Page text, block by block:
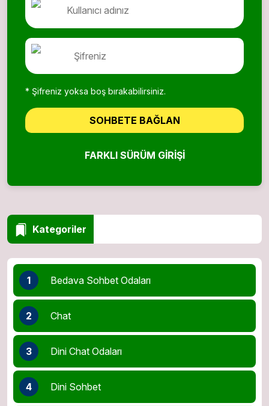
* Şifreniz yoksa boş bırakabilirsiniz.
SOHBETE BAĞLAN
FARKLI SÜRÜM GIRIŞI
Kategoriler
1 Bedava Sohbet Odaları
2 Chat
3 Dini Chat Odaları
4 Dini Sohbet